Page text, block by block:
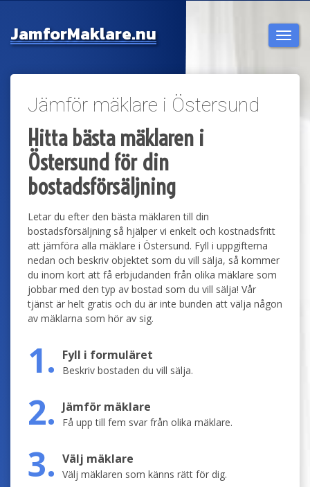
JamforMaklare.nu
Jämför mäklare i Östersund
Hitta bästa mäklaren i
Östersund för din
bostadsförsäljning
Letar du efter den bästa mäklaren till din
bostadsförsäljning så hjälper vi enkelt och kostnadsfritt
att jämföra alla mäklare i Östersund. Fyll i uppgifterna
nedan och beskriv objektet som du vill sälja, så kommer
du inom kort att få erbjudanden från olika mäklare som
jobbar med den typ av bostad som du vill sälja! Vår
tjänst är helt gratis och du är inte bunden att välja någon
av mäklarna som hör av sig.
1. Fyll i formuläret
Beskriv bostaden du vill sälja.
2. Jämför mäklare
Få upp till fem svar från olika mäklare.
3. Välj mäklare
Välj mäklaren som känns rätt för dig.